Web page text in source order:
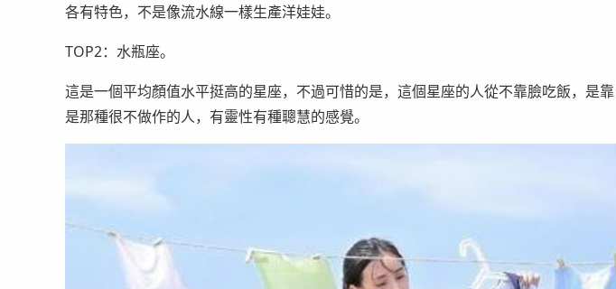
各有特色，不是像流水線一樣生產洋娃娃。
TOP2：水瓶座。
這是一個平均顏值水平挺高的星座，不過可惜的是，這個星座的人從不靠臉吃飯，是
是那種很不做作的人，有靈性有種聰慧的感覺。